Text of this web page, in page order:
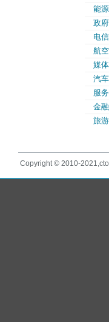
能源
政府
电信
航空
媒体
汽车
服务
金融
旅游
Copyright © 2010-